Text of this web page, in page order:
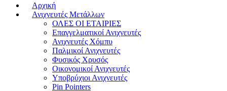
Αρχική
Ανιχνευτές Μετάλλων
ΟΛΕΣ ΟΙ ΕΤΑΙΡΙΕΣ
Επαγγελματικοί Ανιχνευτές
Ανιχνευτές Χόμπυ
Παλμικοί Ανιχνευτές
Φυσικός Χρυσός
Οικονομικοί Ανιχνευτές
Υποβρύχιοι Ανιχνευτές
Pin Pointers